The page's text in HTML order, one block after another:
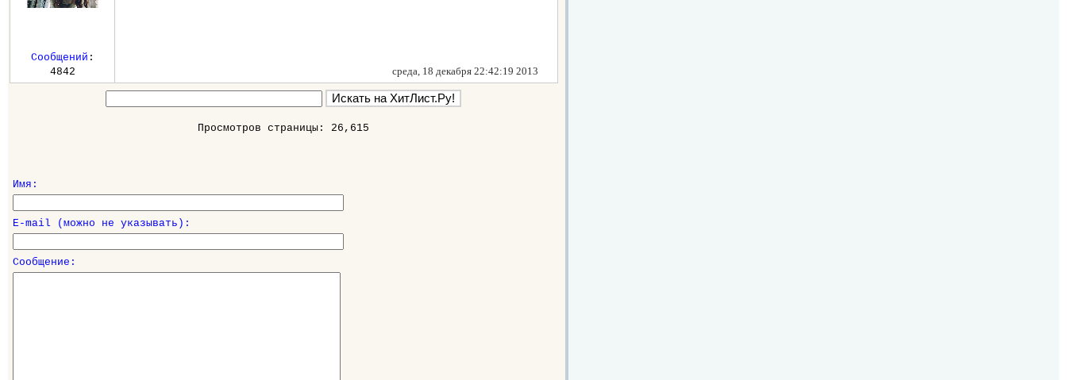
среда, 18 декабря 22:42:19 2013
Сообщений :
4842
Просмотров страницы: 26,615
Имя:
E-mail (можно не указывать):
Сообщение: